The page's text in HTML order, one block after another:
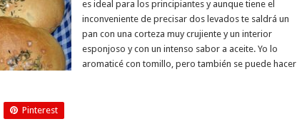
es ideal para los principiantes y aunque tiene el
inconveniente de precisar dos levados te saldrá un
pan con una corteza muy crujiente y un interior
esponjoso y con un intenso sabor a aceite. Yo lo
aromaticé con tomillo, pero también se puede hacer
Pinterest